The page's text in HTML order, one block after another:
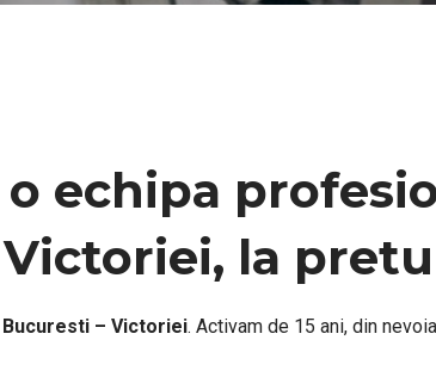
echipa
Victoriei, la
Bucuresti – Victoriei. Activam de 15 ani, din